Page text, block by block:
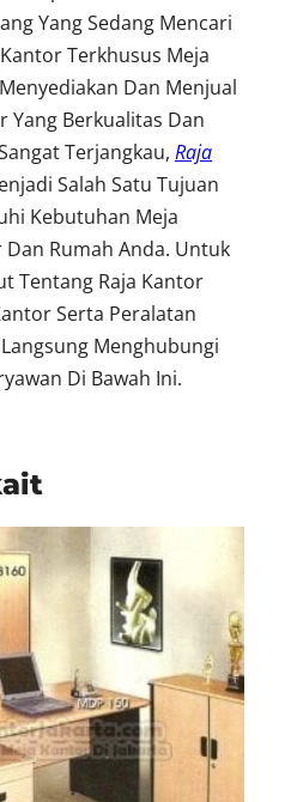
Yang Sedang Mencari
Terkhusus Meja
Dan Menjual
Yang Berkualitas Dan
Terjangkau, Raja
Salah Satu Tujuan
Kebutuhan Meja
Rumah Anda. Untuk
Tentang Raja Kantor
Serta Peralatan
Menghubungi
Di Bawah Ini.